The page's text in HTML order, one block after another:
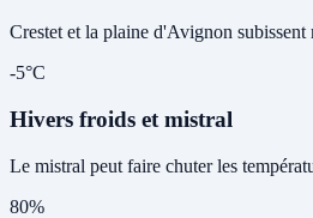
Crestet et la plaine d'Avignon subissent
-5°C
Hivers froids et mistral
Le mistral peut faire chuter les
80%